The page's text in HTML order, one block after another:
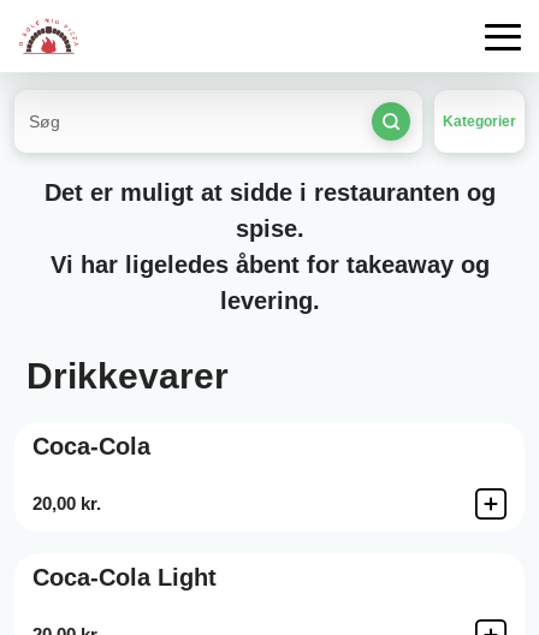
Kategorier
Det er muligt at sidde i restauranten og
spise.
Vi har ligeledes åbent for takeaway og
levering.
Drikkevarer
Coca-Cola
20,00 kr.
Coca-Cola Light